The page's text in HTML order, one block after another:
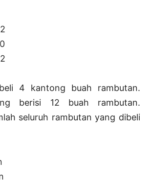
4 kantong buah rambutan.
berisi 12 buah rambutan.
seluruh rambutan yang dibeli